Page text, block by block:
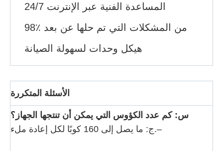
24/7 المساعدة الفنية عبر الإنترنت
98٪ من المشكلات التي تم حلها عن بعد
هيكل وحدات لسهولة الصيانة
الأسئلة المتكررة
س: كم عدد الكؤوس التي يمكن أن تنتجها الجهاز؟
ج: ما يصل إلى 160 كوبًا لكل إعادة ملء.–